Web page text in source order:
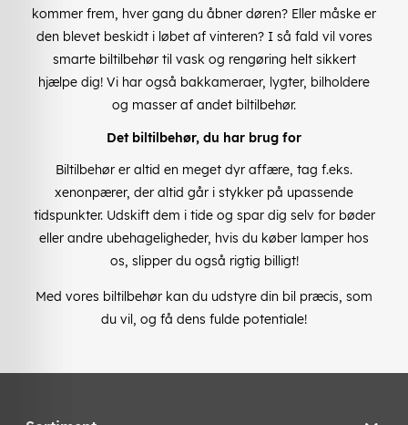
kommer frem, hver gang du åbner døren? Eller måske er
den blevet beskidt i løbet af vinteren? I så fald vil vores
smarte biltilbehør til vask og rengøring helt sikkert
hjælpe dig! Vi har også bakkameraer, lygter, bilholdere
og masser af andet biltilbehør.
Det biltilbehør, du har brug for
Biltilbehør er altid en meget dyr affære, tag f.eks.
xenonpærer, der altid går i stykker på upassende
tidspunkter. Udskift dem i tide og spar dig selv for bøder
eller andre ubehageligheder, hvis du køber lamper hos
os, slipper du også rigtig billigt!
Med vores biltilbehør kan du udstyre din bil præcis, som
du vil, og få dens fulde potentiale!